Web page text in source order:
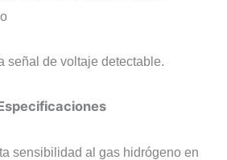
señal de voltaje detectable.
sensibilidad al gas hidrógeno en